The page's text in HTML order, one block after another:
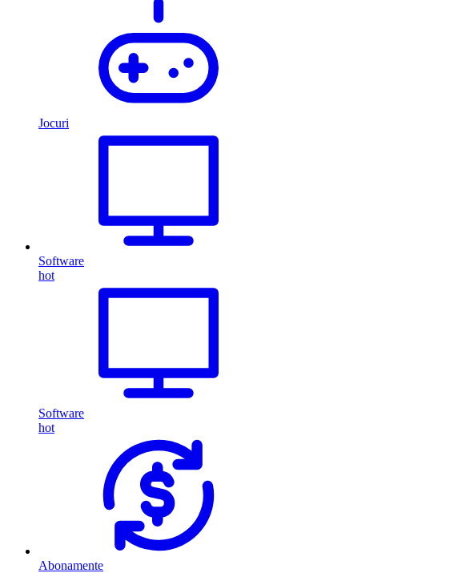
Jocuri
Software
hot
Software
hot
Abonamente